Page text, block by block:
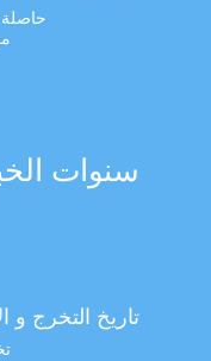
سنوات
تاريخ التخرج و